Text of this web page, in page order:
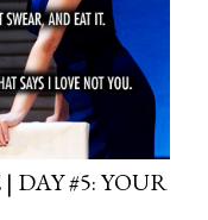
DAY #5: YOUR